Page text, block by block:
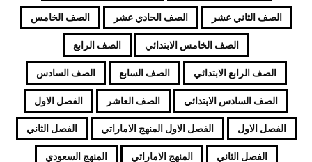
الصف الثاني عشر الصف الحادي عشر الصف الخامس
الصف الخامس الابتدائي الصف الرابع
الصف الرابع الابتدائي الصف السابع الصف السادس
الصف السادس الابتدائي الصف العاشر الفصل الاول
الفصل الاول الفصل الاول المنهج الاماراتي الفصل الثاني
الفصل الثاني المنهج الاماراتي المنهج السعودي